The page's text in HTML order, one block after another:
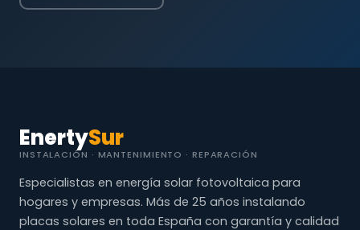
EnertySur
INSTALACIÓN · MANTENIMIENTO · REPARACIÓN
Especialistas en energía solar fotovoltaica para
hogares y empresas. Más de 25 años instalando
placas solares en toda España con garantía y calidad